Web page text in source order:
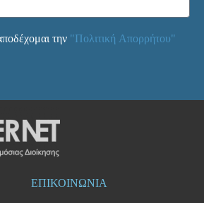
την "Πολιτική Απορρήτου"
ΕΠΙΚΟΙΝΩΝΙΑ